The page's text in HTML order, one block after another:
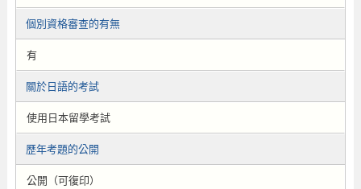
個別資格審查的有無
有
關於日語的考試
使用日本留學考試
歷年考題的公開
公開（可復印）